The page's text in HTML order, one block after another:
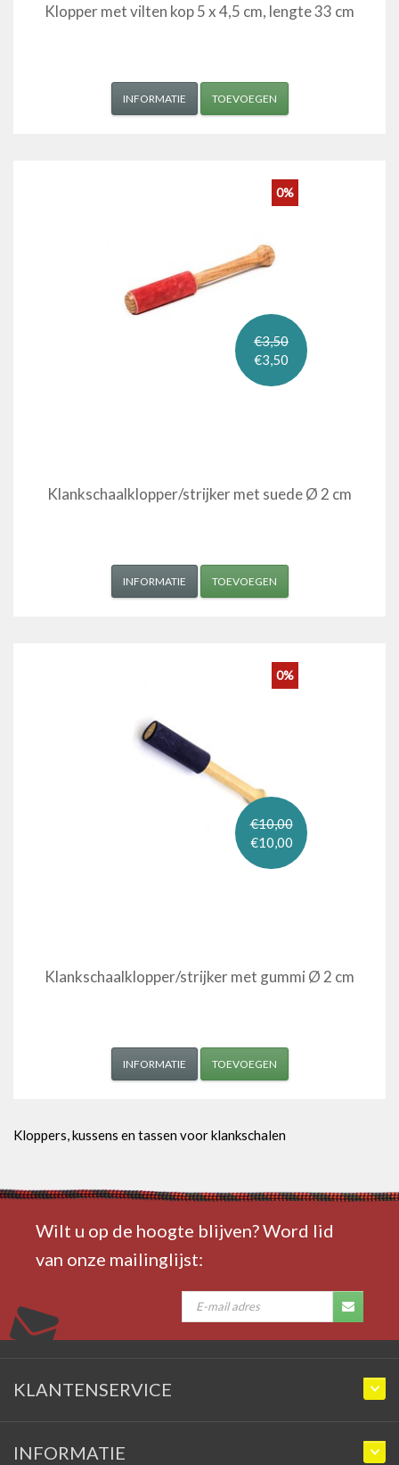
Klopper met vilten kop 5 x 4,5 cm, lengte 33 cm
INFORMATIE TOEVOEGEN
€3,50
€3,50
0%
Klankschaalklopper/strijker met suede Ø 2 cm
INFORMATIE TOEVOEGEN
€10,00
€10,00
0%
Klankschaalklopper/strijker met gummi Ø 2 cm
INFORMATIE TOEVOEGEN
Kloppers, kussens en tassen voor klankschalen
Wilt u op de hoogte blijven? Word lid
van onze mailinglijst:
KLANTENSERVICE
INFORMATIE